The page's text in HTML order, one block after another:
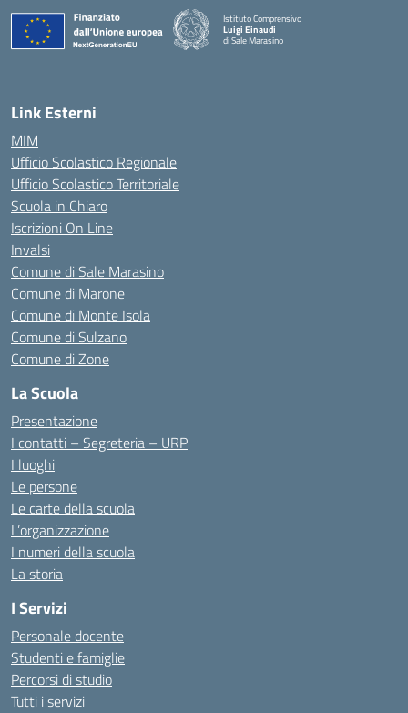
Istituto Comprensivo
Luigi Einaudi
di Sale Marasino
Link Esterni
MIM
Ufficio Scolastico Regionale
Ufficio Scolastico Territoriale
Scuola in Chiaro
Iscrizioni On Line
Invalsi
Comune di Sale Marasino
Comune di Marone
Comune di Monte Isola
Comune di Sulzano
Comune di Zone
La Scuola
Presentazione
I contatti – Segreteria – URP
I luoghi
Le persone
Le carte della scuola
L’organizzazione
I numeri della scuola
La storia
I Servizi
Personale docente
Studenti e famiglie
Percorsi di studio
Tutti i servizi